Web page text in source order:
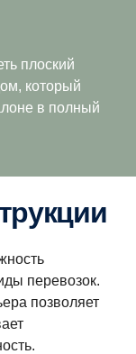
плоский
который
в полный
перевозок.
позволяет